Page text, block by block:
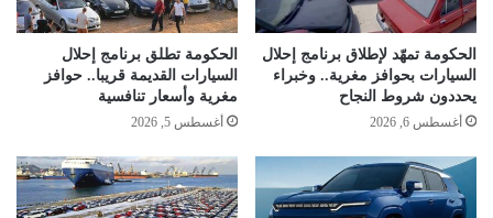
الحكومة تمهّد لإطلاق برنامج إحلال
السيارات بحوافز مغرية.. وخبراء
يحددون شروط النجاح
أغسطس 6, 2026
الحكومة تطلق برنامج إحلال
السيارات القديمة قريبا.. حوافز
مغرية وأسعار تنافسية
أغسطس 5, 2026